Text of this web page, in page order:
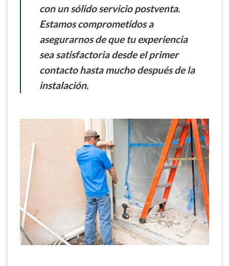
con un sólido servicio postventa.
Estamos comprometidos a
asegurarnos de que tu experiencia
sea satisfactoria desde el primer
contacto hasta mucho después de la
instalación.